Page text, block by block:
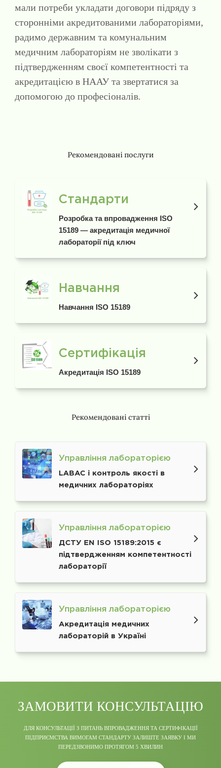
мали потреби укладати договори підряду з
сторонніми акредитованими лабораторіями,
радимо державним та комунальним
медичним лабораторіям не зволікати з
підтвердженням своєї компетентності та
акредитацією в НААУ та звертатися за
допомогою до професіоналів.
Рекомендовані послуги
Стандарти
Розробка та впровадження ISO
15189 — акредитація медичної
лабораторії під ключ
Навчання
Навчання ISO 15189
Сертифікація
Акредитація ISO 15189
Рекомендовані статті
Управління лабораторією
LABAC і контроль якості в
медичних лабораторіях
Управління лабораторією
ДСТУ EN ISO 15189:2015 є
підтвердженням компетентності
лабораторії
Управління лабораторією
Акредитація медичних
лабораторій в Україні
ЗАМОВИТИ КОНСУЛЬТАЦІЮ
ДЛЯ КОНСУЛЬТАЦІЇ З ПИТАНЬ ВПРОВАДЖЕННЯ ТА СЕРТИФІКАЦІЇ
ПІДПРИЄМСТВА ВИМОГАМ СТАНДАРТУ ЗАЛИШТЕ ЗАЯВКУ І МИ
ПЕРЕДЗВОНИМО ПРОТЯГОМ 5 ХВИЛИН